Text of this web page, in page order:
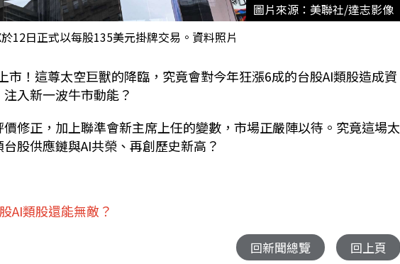
圖片來源：美聯社/達志影像
12日正式以每股135美元掛牌交易。資料照片
市！這尊太空巨獸的降臨，究竟會對今年狂漲6成的台股AI類股造成資
入新一波牛市動能？
修正，加上聯準會新主席上任的變數，市場正嚴陣以待。究竟這場太
股供應鏈與AI共榮、再創歷史新高？
AI類股還能無敵？
回新聞總覽 回上頁